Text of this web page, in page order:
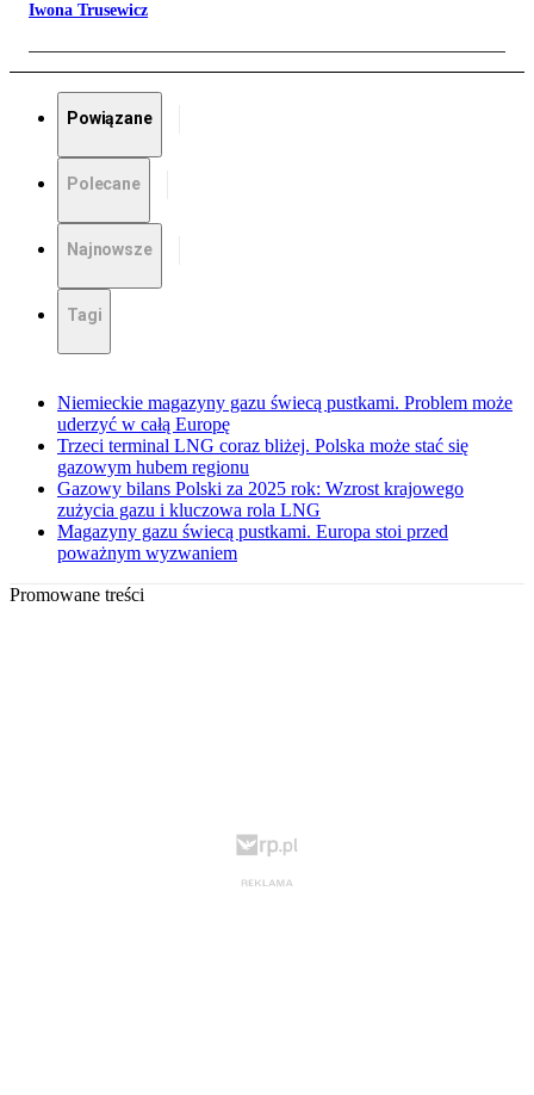
Iwona Trusewicz
Powiązane
Polecane
Najnowsze
Tagi
Niemieckie magazyny gazu świecą pustkami. Problem może
uderzyć w całą Europę
Trzeci terminal LNG coraz bliżej. Polska może stać się
gazowym hubem regionu
Gazowy bilans Polski za 2025 rok: Wzrost krajowego
zużycia gazu i kluczowa rola LNG
Magazyny gazu świecą pustkami. Europa stoi przed
poważnym wyzwaniem
Promowane treści